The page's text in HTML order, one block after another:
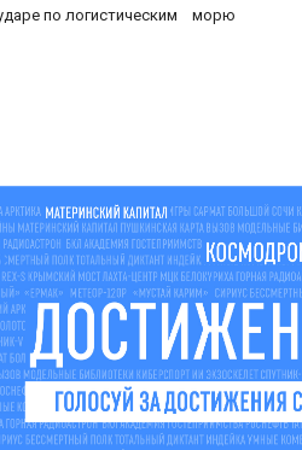
по логистическим
морю